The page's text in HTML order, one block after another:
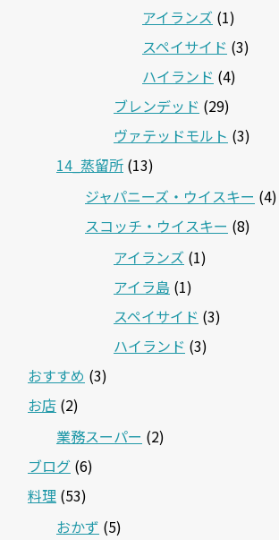
アイランズ (1)
スペイサイド (3)
ハイランド (4)
ブレンデッド (29)
ヴァテッドモルト (3)
14_蒸留所 (13)
ジャパニーズ・ウイスキー (4)
スコッチ・ウイスキー (8)
アイランズ (1)
アイラ島 (1)
スペイサイド (3)
ハイランド (3)
おすすめ (3)
お店 (2)
業務スーパー (2)
ブログ (6)
料理 (53)
おかず (5)